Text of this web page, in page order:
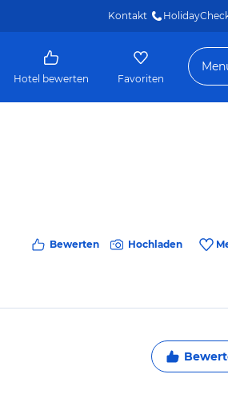
Kontakt
Hotel bewerten Favoriten
Bewerten Hochladen